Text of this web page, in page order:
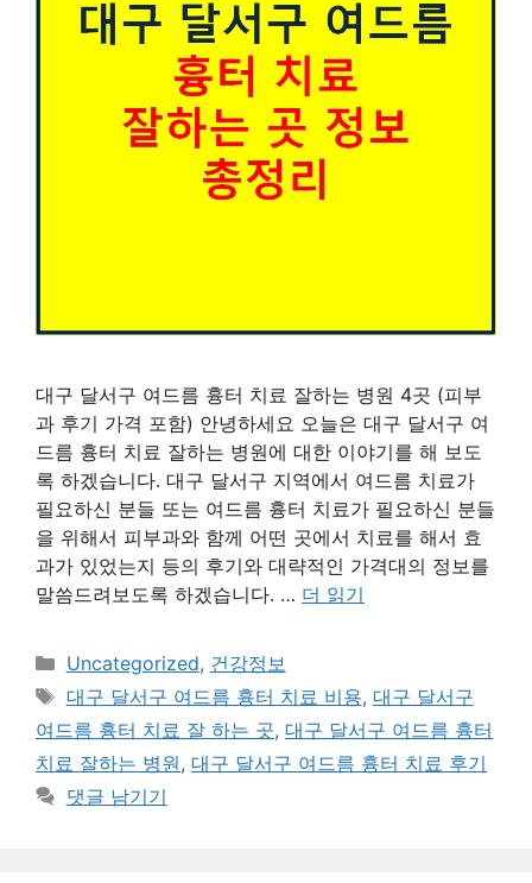
대구 달서구 여드름 흉터 치료 잘하는 병원 4곳 (피부
과 후기 가격 포함) 안녕하세요 오늘은 대구 달서구 여
드름 흉터 치료 잘하는 병원에 대한 이야기를 해 보도
록 하겠습니다. 대구 달서구 지역에서 여드름 치료가
필요하신 분들 또는 여드름 흉터 치료가 필요하신 분들
을 위해서 피부과와 함께 어떤 곳에서 치료를 해서 효
과가 있었는지 등의 후기와 대략적인 가격대의 정보를
말씀드려보도록 하겠습니다. … 더 읽기
카
테
고
리
Uncategorized, 건강정보
태
그
대구 달서구 여드름 흉터 치료 비용, 대구 달서구
여드름 흉터 치료 잘 하는 곳, 대구 달서구 여드름 흉터
치료 잘하는 병원, 대구 달서구 여드름 흉터 치료 후기
댓글 남기기